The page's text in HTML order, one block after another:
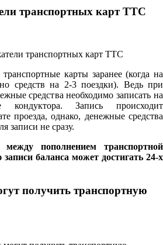
транспортных карт ТТС
карты заранее (когда на
средств на 2-3 поездки). Ведь при
средства необходимо записать на
Запись происходит
проезда, однако, денежные средства
записи не сразу.
пополнением транспортной
баланса может достигать 24-х
получить транспортную